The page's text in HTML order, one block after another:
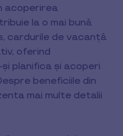
acoperirea
la o mai bună
cardurile de vacanță
oferind
planifica și acoperi
beneficiile din
mai multe detalii